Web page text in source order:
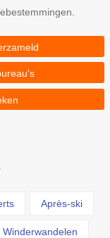
Après-ski
Winderwandelen